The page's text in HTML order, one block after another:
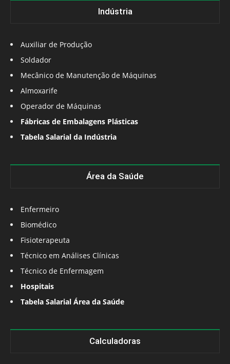
Indústria
Auxiliar de Produção
Soldador
Mecânico de Manutenção de Máquinas
Almoxarife
Operador de Máquinas
Fábricas de Embalagens Plásticas
Tabela Salarial da Indústria
Área da Saúde
Enfermeiro
Biomédico
Fisioterapeuta
Técnico em Análises Clínicas
Técnico de Enfermagem
Hospitais
Tabela Salarial Área da Saúde
Calculadoras